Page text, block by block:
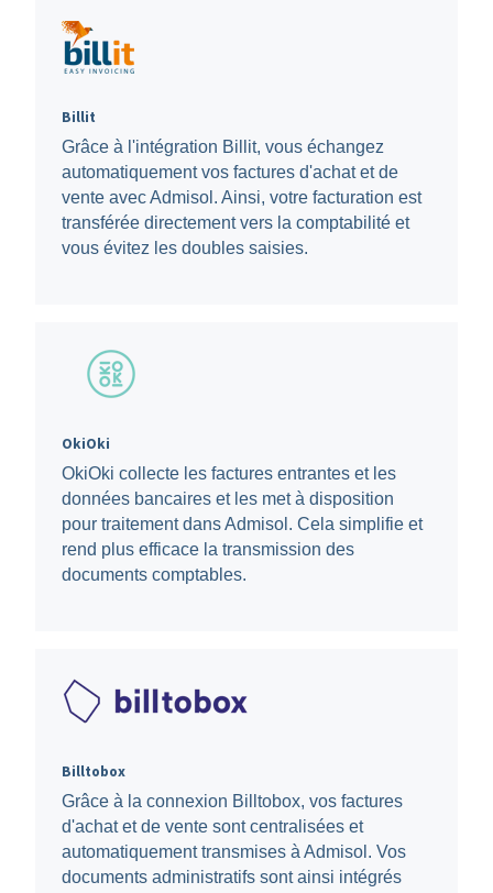
Billit
Grâce à l'intégration Billit, vous échangez
automatiquement vos factures d'achat et de
vente avec Admisol. Ainsi, votre facturation est
transférée directement vers la comptabilité et
vous évitez les doubles saisies.
OkiOki
OkiOki collecte les factures entrantes et les
données bancaires et les met à disposition
pour traitement dans Admisol. Cela simplifie et
rend plus efficace la transmission des
documents comptables.
Billtobox
Grâce à la connexion Billtobox, vos factures
d'achat et de vente sont centralisées et
automatiquement transmises à Admisol. Vos
documents administratifs sont ainsi intégrés